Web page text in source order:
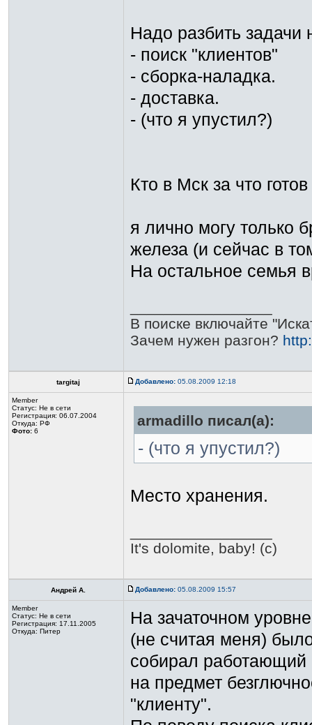
Надо разбить задачи
- поиск "клиентов"
- сборка-наладка.
- доставка.
- (что я упустил?)
Кто в Мск за что
я лично могу только
железа (и сейчас в
На остальное семья
В поиске включайте
Зачем нужен разгон?
targitaj Добавлено: 05.08.2009 12:18
Member
Статус: Не в сети
Регистрация: 06.07.2004
Откуда: РФ
Фото: 6
armadillo писал(а):
- (что я упустил?)
Место хранения.
It's dolomite, baby! (c)
Андрей А. Добавлено: 05.08.2009 15:57
Member
Статус: Не в сети
Регистрация: 17.11.2005
Откуда: Питер
На зачаточном
(не считая меня)
собирал работающий
на предмет
"клиенту".